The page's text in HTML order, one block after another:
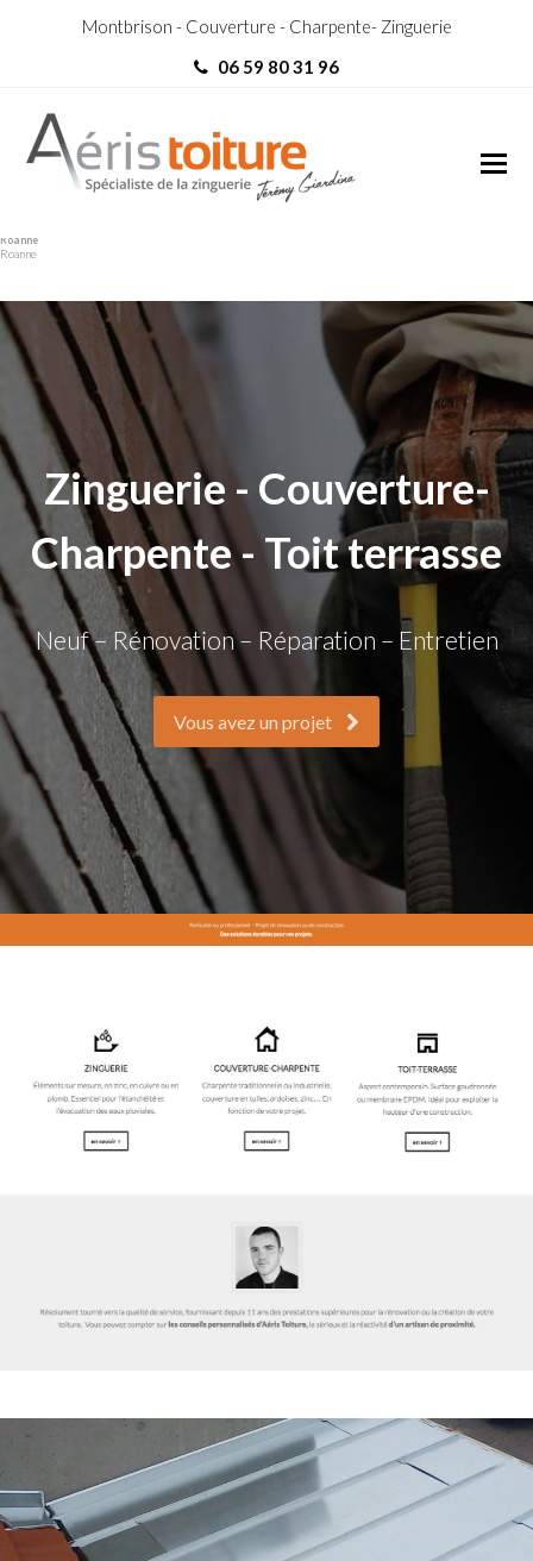
Montbrison - Couverture - Charpente- Zinguerie
06 59 80 31 96
Roanne
Roanne
Zinguerie - Couverture-
Charpente - Toit terrasse
Neuf – Rénovation – Réparation – Entretien
Vous avez un projet